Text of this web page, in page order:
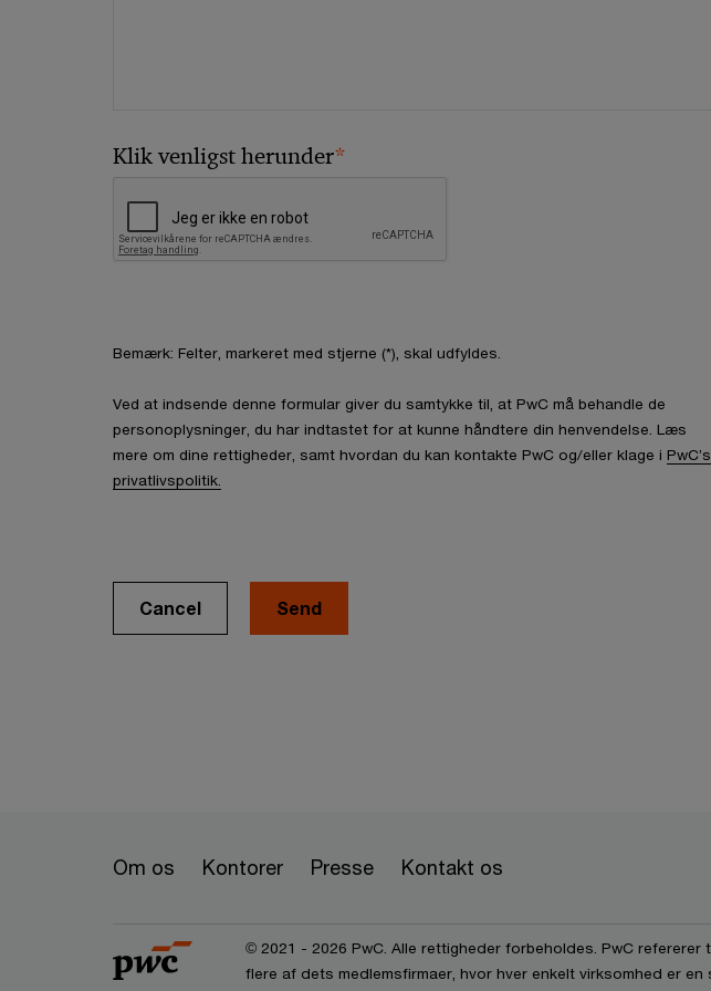
Klik venligst herunder*
Bemærk: Felter, markeret med stjerne (*), skal udfyldes.
Ved at indsende denne formular giver du samtykke til, at PwC må behandle de
personoplysninger, du har indtastet for at kunne håndtere din henvendelse. Læs
mere om dine rettigheder, samt hvordan du kan kontakte PwC og/eller klage i PwC’s
privatlivspolitik.
Cancel
Om os Kontorer Presse Kontakt os
© 2021 - 2026 PwC. Alle rettigheder forbeholdes. PwC
flere af dets medlemsfirmaer, hvor hver enkelt virksomhed er